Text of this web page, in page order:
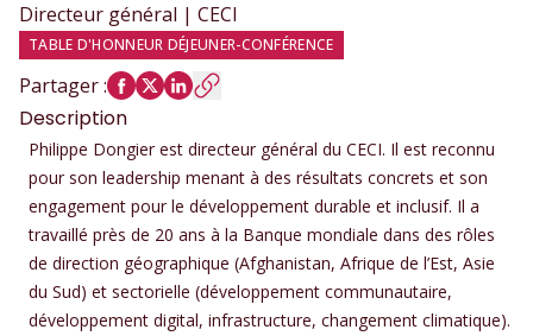
Directeur général | CECI
TABLE D'HONNEUR DÉJEUNER-CONFÉRENCE
Partager:
Description
Philippe Dongier est directeur général du CECI. Il est reconnu
pour son leadership menant à des résultats concrets et son
engagement pour le développement durable et inclusif. Il a
travaillé près de 20 ans à la Banque mondiale dans des rôles
de direction géographique (Afghanistan, Afrique de l’Est, Asie
du Sud) et sectorielle (développement communautaire,
développement digital, infrastructure, changement climatique).